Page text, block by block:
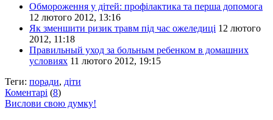
Обмороження у дітей: профілактика та перша допомога
12 лютого 2012, 13:16
Як зменшити ризик травм під час ожеледиці 12 лютого
2012, 11:18
Правильный уход за больным ребенком в домашних
условиях 11 лютого 2012, 19:15
Теги: поради, діти
Коментарі (8)
Вислови свою думку!